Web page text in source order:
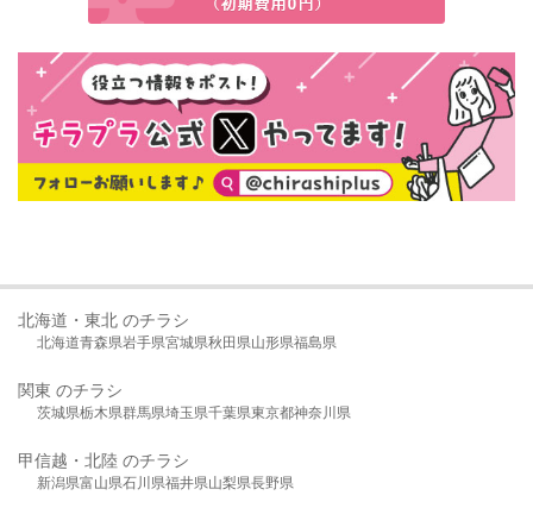
北海道・東北 のチラシ
北海道青森県岩手県宮城県秋田県山形県福島県
関東 のチラシ
茨城県栃木県群馬県埼玉県千葉県東京都神奈川県
甲信越・北陸 のチラシ
新潟県富山県石川県福井県山梨県長野県